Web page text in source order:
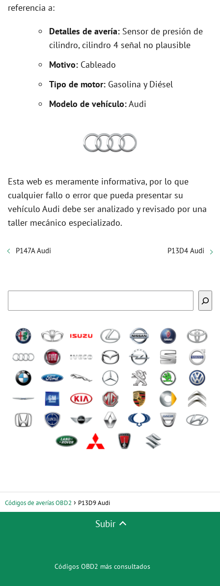
referencia a:
Detalles de avería: Sensor de presión de
cilindro, cilindro 4 señal no plausible
Motivo: Cableado
Tipo de motor: Gasolina y Diésel
Modelo de vehículo:Audi
Esta web es meramente informativa, por lo que
cualquier fallo o error que pueda presentar su
vehículo Audi debe ser analizado y revisado por una
taller mecánico especializado.
P147A Audi P13D4 Audi
Códigos de averías OBD2 P13D9 Audi
Subir
Códigos OBD2 más consultados